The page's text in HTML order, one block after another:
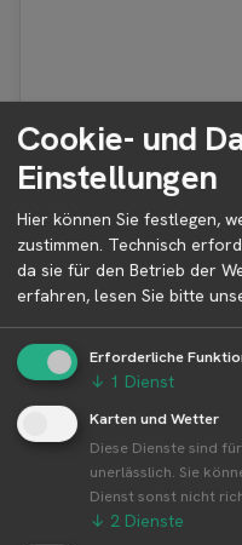
ℹ️Bitte wähle für
Erntezeit aller
GmbH "Dresdner
Der Erntekalender zeigt
Produkte über alle
Vorland" hinweg.
Abweichungen sind
J
Cookie- und
Einstellungen
Hier können Sie festlegen,
zustimmen. Technisch
da sie für den Betrieb der
erfahren, lesen Sie bitte
Erforderliche
↓ 1 Dienst
Karten und Wetter
Diese Dienste sind
unerlässlich. Sie
Dienst sonst nicht
↓ 2 Dienste